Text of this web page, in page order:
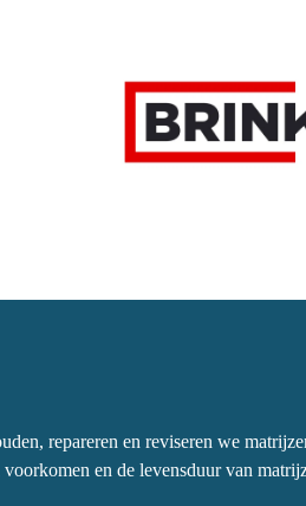
repareren en reviseren we
en de levensduur van